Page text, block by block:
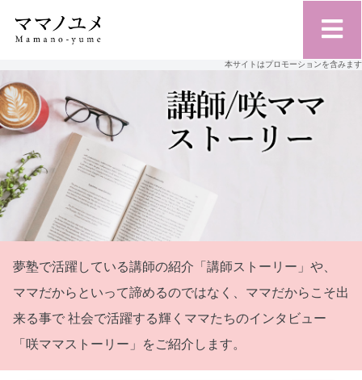
本サイトはプロモーションを含みます
夢塾で活躍している講師の紹介「講師ストーリー」や、
ママだからといって諦めるのではなく、ママだからこそ出
来る事で 社会で活躍する輝くママたちのインタビュー
「咲ママストーリー」をご紹介します。